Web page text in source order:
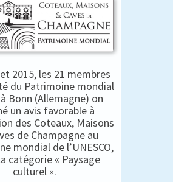
2015, les 21 membres
du Patrimoine mondial
Bonn (Allemagne) on
un avis favorable à
des Coteaux, Maisons
de Champagne au
mondial de l’UNESCO,
catégorie « Paysage
culturel ».